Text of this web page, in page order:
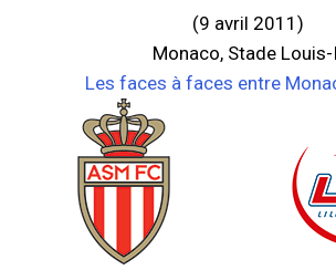
(9 avril 2011)
Monaco, Stade Louis-
Les faces à faces entre